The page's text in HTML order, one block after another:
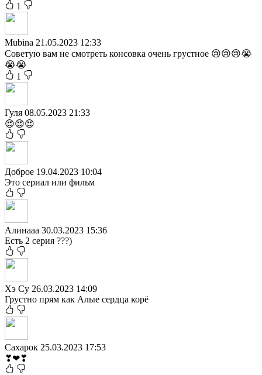
1
Mubina 21.05.2023 12:33
Советую вам не смотреть консовка очень грустное 😢😢😢😭
😭😭
1
Гуля 08.05.2023 21:33
😍😍😍
Доброе 19.04.2023 10:04
Это сериал или фильм
Алинааа 30.03.2023 15:36
Есть 2 серия ???)
Хэ Су 26.03.2023 14:09
Грустно прям как Алые сердца корё
Сахарок 25.03.2023 17:53
❣❤❣